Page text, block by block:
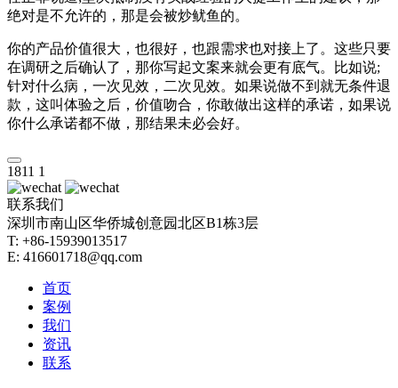
绝对是不允许的，那是会被炒鱿鱼的。
你的产品价值很大，也很好，也跟需求也对接上了。这些只要
在调研之后确认了，那你写起文案来就会更有底气。比如说;
针对什么病，一次见效，二次见效。如果说做不到就无条件退
款，这叫体验之后，价值吻合，你敢做出这样的承诺，如果说
你什么承诺都不做，那结果未必会好。
1811 1
联系我们
深圳市南山区华侨城创意园北区B1栋3层
T: +86-15939013517
E: 416601718@qq.com
首页
案例
我们
资讯
联系